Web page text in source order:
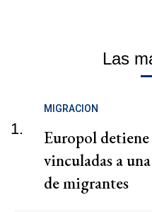
Las
1.
MIGRACION
Europol detiene
vinculadas a
de migrantes